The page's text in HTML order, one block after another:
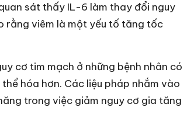
sát thấy IL-6 làm thay đổi nguy
rằng viêm là một yếu tố tăng tốc
cơ tim mạch ở những bệnh nhân có
hóa hơn. Các liệu pháp nhắm vào
trong việc giảm nguy cơ gia tăng